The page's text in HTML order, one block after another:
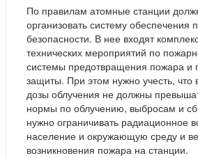
По правилам атомные станции
организовать систему обеспечения
безопасности. В нее входят
технических мероприятий по
системы предотвращения пожара и
защиты. При этом нужно учесть, что
дозы облучения не должны
нормы по облучению, выбросам и
нужно ограничивать радиационное
население и окружающую среду и
возникновения пожара на станции.